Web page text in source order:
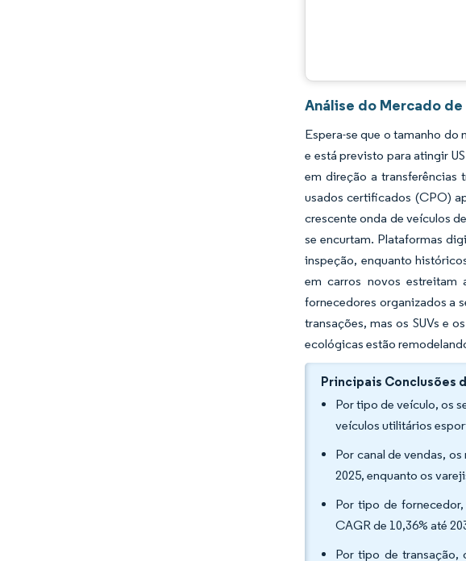
Análise do Mercado
Espera-se que o tamanho do
e está previsto para atingir
em direção a transferências
usados certificados (CPO)
crescente onda de veículos
se encurtam. Plataformas
inspeção, enquanto
em carros novos
fornecedores organizados a
transações, mas os SUVs e
ecológicas estão
Principais Conclusões
Por tipo de veículo, os
veículos utilitários
Por canal de vendas,
2025, enquanto os
Por tipo de
CAGR de 10,36% até
Por tipo de transação,